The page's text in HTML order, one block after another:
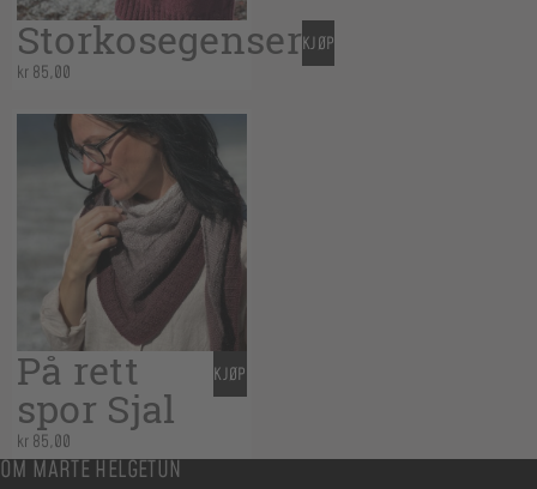
Storkosegenser
kr85,00
KJØP
På rett
spor Sjal
kr85,00
KJØP
OM MARTE HELGETUN